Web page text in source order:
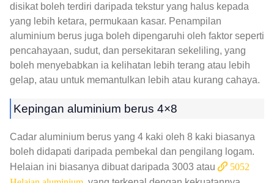
disikat boleh terdiri daripada tekstur yang halus kepada
yang lebih ketara, permukaan kasar. Penampilan
aluminium berus juga boleh dipengaruhi oleh faktor seperti
pencahayaan, sudut, dan persekitaran sekeliling, yang
boleh menyebabkan ia kelihatan lebih terang atau lebih
gelap, atau untuk memantulkan lebih atau kurang cahaya.
Kepingan aluminium berus 4×8
Cadar aluminium berus yang 4 kaki oleh 8 kaki biasanya
boleh didapati daripada pembekal dan pengilang logam.
Helaian ini biasanya dibuat daripada 3003 atau
5052